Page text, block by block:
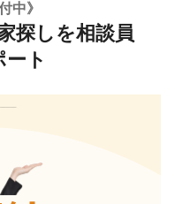
中》
探しを相談員
ト